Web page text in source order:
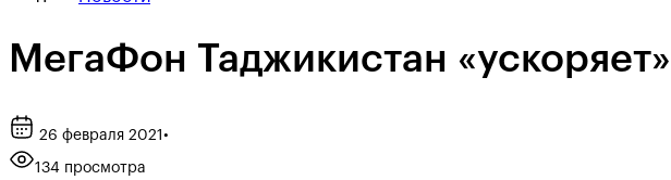
МегаФон Таджикистан
26 февраля 2021 •
134 просмотра